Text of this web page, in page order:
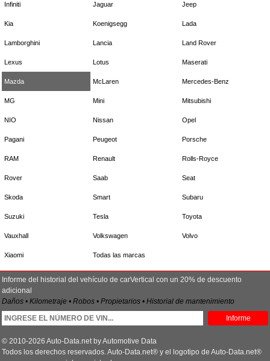
Infiniti Jaguar Jeep
Kia Koenigsegg Lada
Lamborghini Lancia Land Rover
Lexus Lotus Maserati
Mazda McLaren Mercedes-Benz
MG Mini Mitsubishi
NIO Nissan Opel
Pagani Peugeot Porsche
RAM Renault Rolls-Royce
Rover Saab Seat
Skoda Smart Subaru
Suzuki Tesla Toyota
Vauxhall Volkswagen Volvo
Xiaomi Todas las marcas
Informe del historial del vehículo de carVertical con un 20% de descuento
adicional
Daños • Kilometraje • Robos • Propietarios • Historial de mantenimiento
Informe
© 2010-2026 Auto-Data.net by Automotive Data
Todos los derechos reservados. Auto-Data.net® y el logotipo de Auto-Data.net®